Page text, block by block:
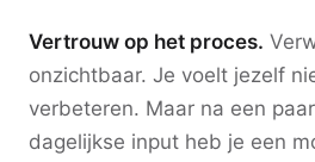
Vertrouw op het proces.
onzichtbaar. Je voelt jezelf
verbeteren. Maar na een
dagelijkse input heb je een